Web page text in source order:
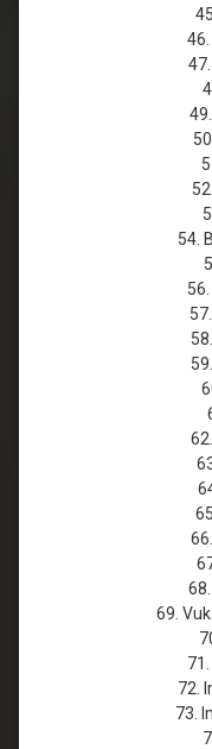
54.
69.
72.
73.